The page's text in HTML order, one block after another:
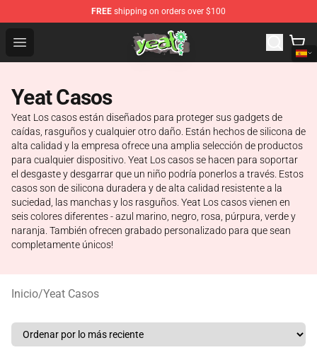
FREE shipping on orders over $100
Open menu
Yeat Shop - Official Yeat Merchandise Store
Yeat Casos
Yeat Los casos están diseñados para proteger sus gadgets de
caídas, rasguños y cualquier otro daño. Están hechos de silicona de
alta calidad y la empresa ofrece una amplia selección de productos
para cualquier dispositivo. Yeat Los casos se hacen para soportar
el desgaste y desgarrar que un niño podría ponerlos a través. Estos
casos son de silicona duradera y de alta calidad resistente a la
suciedad, las manchas y los rasguños. Yeat Los casos vienen en
seis colores diferentes - azul marino, negro, rosa, púrpura, verde y
naranja. También ofrecen grabado personalizado para que sean
completamente únicos!
Inicio/Yeat Casos